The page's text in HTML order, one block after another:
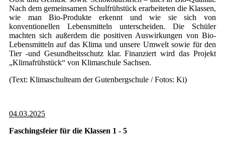
Nach dem gemeinsamen Schulfrühstück erarbeiteten die Klassen,
wie man Bio-Produkte erkennt und wie sie sich von
konventionellen Lebensmitteln unterscheiden. Die Schüler
machten sich außerdem die positiven Auswirkungen von Bio-
Lebensmitteln auf das Klima und unsere Umwelt sowie für den
Tier -und Gesundheitsschutz klar. Finanziert wird das Projekt
„Klimafrühstück“ von Klimaschule Sachsen.
(Text: Klimaschulteam der Gutenbergschule / Fotos: Ki)
04.03.2025
Faschingsfeier für die Klassen 1 - 5